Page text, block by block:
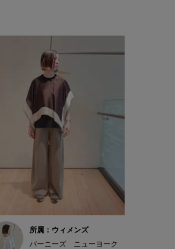
所属：ウィメンズ
バーニーズ ニューヨーク